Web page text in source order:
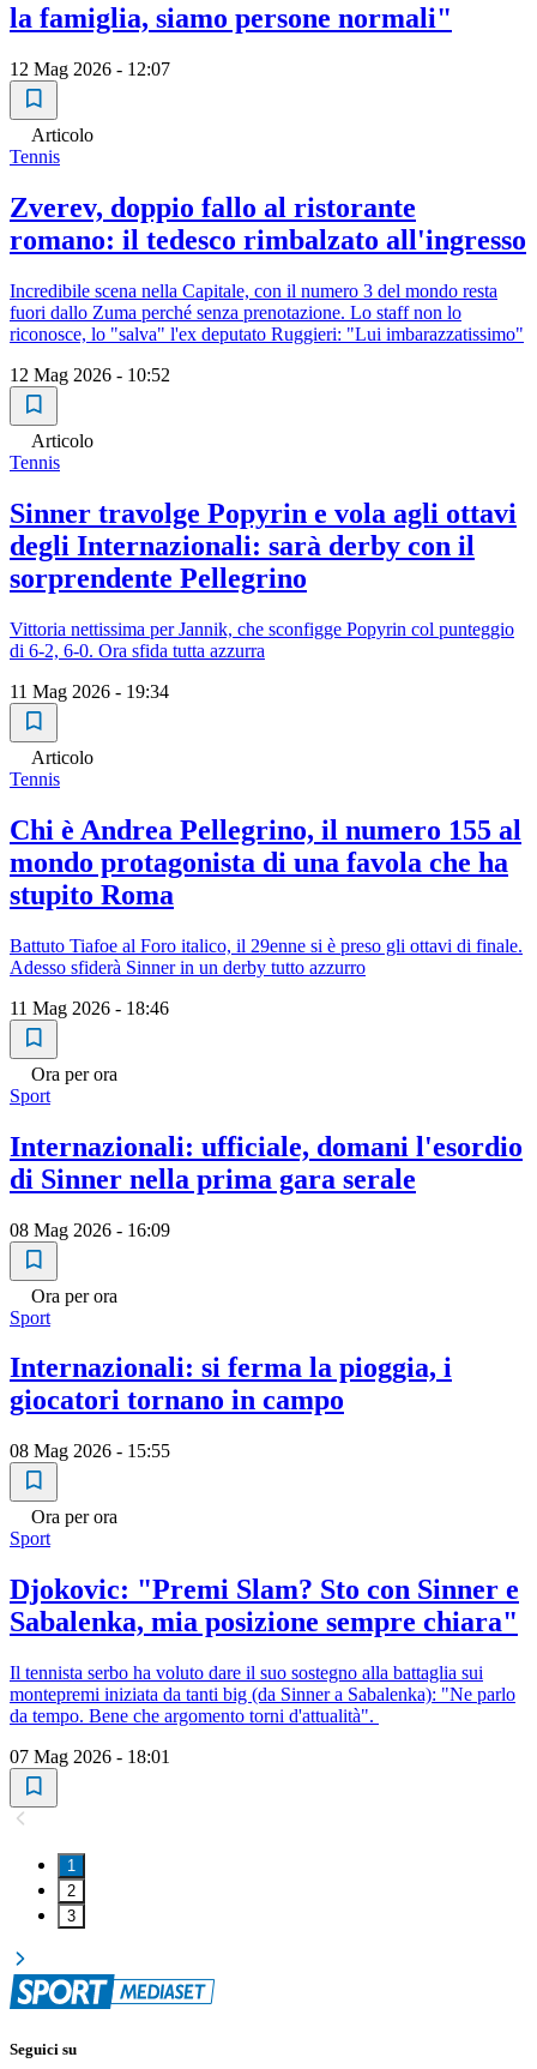
la famiglia, siamo persone normali"
12 Mag 2026 - 12:07
Articolo
Tennis
Zverev, doppio fallo al ristorante
romano: il tedesco rimbalzato all'ingresso
Incredibile scena nella Capitale, con il numero 3 del mondo resta
fuori dallo Zuma perché senza prenotazione. Lo staff non lo
riconosce, lo "salva" l'ex deputato Ruggieri: "Lui imbarazzatissimo"
12 Mag 2026 - 10:52
Articolo
Tennis
Sinner travolge Popyrin e vola agli ottavi
degli Internazionali: sarà derby con il
sorprendente Pellegrino
Vittoria nettissima per Jannik, che sconfigge Popyrin col punteggio
di 6-2, 6-0. Ora sfida tutta azzurra
11 Mag 2026 - 19:34
Articolo
Tennis
Chi è Andrea Pellegrino, il numero 155 al
mondo protagonista di una favola che ha
stupito Roma
Battuto Tiafoe al Foro italico, il 29enne si è preso gli ottavi di finale.
Adesso sfiderà Sinner in un derby tutto azzurro
11 Mag 2026 - 18:46
Ora per ora
Sport
Internazionali: ufficiale, domani l'esordio
di Sinner nella prima gara serale
08 Mag 2026 - 16:09
Ora per ora
Sport
Internazionali: si ferma la pioggia, i
giocatori tornano in campo
08 Mag 2026 - 15:55
Ora per ora
Sport
Djokovic: "Premi Slam? Sto con Sinner e
Sabalenka, mia posizione sempre chiara"
Il tennista serbo ha voluto dare il suo sostegno alla battaglia sui
montepremi iniziata da tanti big (da Sinner a Sabalenka): "Ne parlo
da tempo. Bene che argomento torni d'attualità".
07 Mag 2026 - 18:01
1
2
3
Seguici su